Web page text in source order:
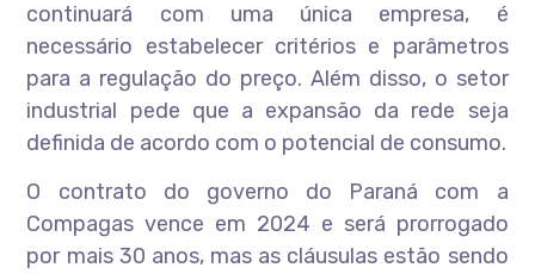
continuará com uma única empresa, é
necessário estabelecer critérios e parâmetros
para a regulação do preço. Além disso, o setor
industrial pede que a expansão da rede seja
definida de acordo com o potencial de consumo.
O contrato do governo do Paraná com a
Compagas vence em 2024 e será prorrogado
por mais 30 anos, mas as cláusulas estão sendo